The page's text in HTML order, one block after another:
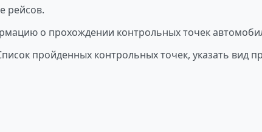
рейсов.
о прохождении контрольных точек
пройденных контрольных точек, указать вид